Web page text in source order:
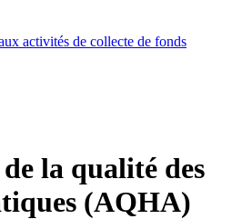
activités de collecte de fonds
la qualité des
(AQHA)